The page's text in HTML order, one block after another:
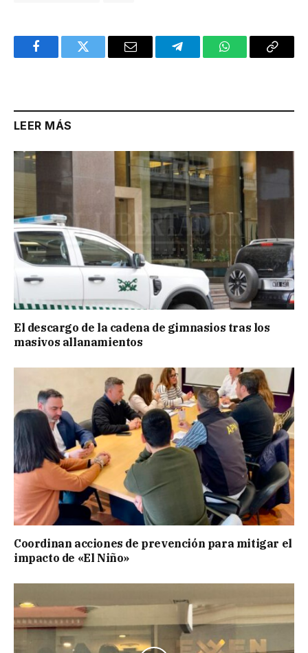
FacebookTwitter Email TelegramWhatsAppCopy
LEER MÁS
El descargo de la cadena de gimnasios tras los
masivos allanamientos
Coordinan acciones de prevención para mitigar el
impacto de «El Niño»